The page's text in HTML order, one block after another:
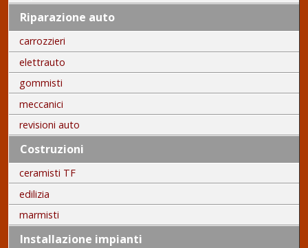
Riparazione auto
carrozzieri
elettrauto
gommisti
meccanici
revisioni auto
Costruzioni
ceramisti TF
edilizia
marmisti
Installazione impianti